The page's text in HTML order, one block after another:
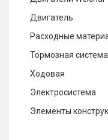
Двигатель
Расходные
Тормозная система
Ходовая
Электросистема
Элементы